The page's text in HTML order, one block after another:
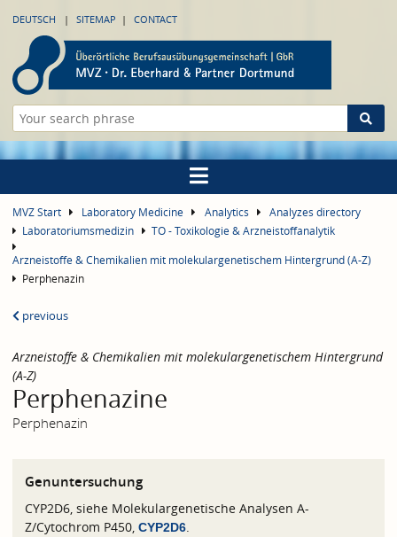
DEUTSCH SITEMAP CONTACT
MVZ Start Laboratory Medicine Analytics
Analyzes directory
Laboratoriumsmedizin
TO - Toxikologie & Arzneistoffanalytik
Arzneistoffe & Chemikalien mit molekulargenetischem Hintergrund (A-Z)
Perphenazin
previous
Arzneistoffe & Chemikalien mit molekulargenetischem Hintergrund
(A-Z)
Perphenazine
Perphenazin
Genuntersuchung
CYP2D6, siehe Molekulargenetische Analysen A-
Z/Cytochrom P450, CYP2D6.